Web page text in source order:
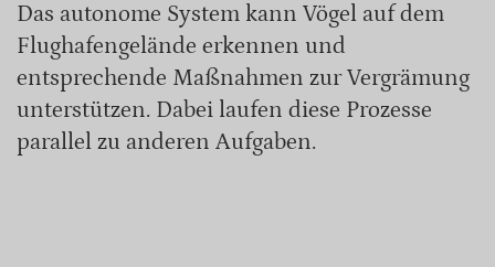
Das autonome System kann Vögel auf dem
Flughafengelände erkennen und
entsprechende Maßnahmen zur Vergrämung
unterstützen. Dabei laufen diese Prozesse
parallel zu anderen Aufgaben.